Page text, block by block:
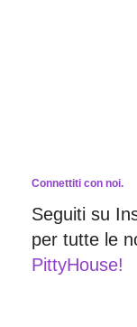
Connettiti con noi.
Seguiti su
per tutte le
PittyHouse!